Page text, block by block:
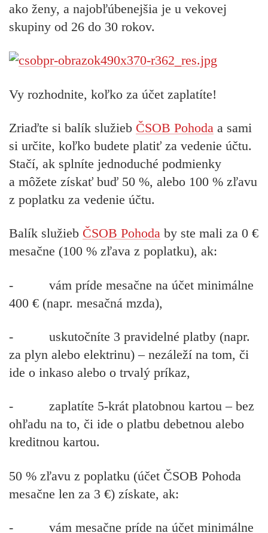
ako ženy, a najobľúbenejšia je u vekovej
skupiny od 26 do 30 rokov.
Vy rozhodnite, koľko za účet zaplatíte!
Zriaďte si balík služieb ČSOB Pohoda a sami
si určite, koľko budete platiť za vedenie účtu.
Stačí, ak splníte jednoduché podmienky
a môžete získať buď 50 %, alebo 100 % zľavu
z poplatku za vedenie účtu.
Balík služieb ČSOB Pohoda by ste mali za 0 €
mesačne (100 % zľava z poplatku), ak:
- vám príde mesačne na účet minimálne
400 € (napr. mesačná mzda),
- uskutočníte 3 pravidelné platby (napr.
za plyn alebo elektrinu) – nezáleží na tom, či
ide o inkaso alebo o trvalý príkaz,
- zaplatíte 5-krát platobnou kartou – bez
ohľadu na to, či ide o platbu debetnou alebo
kreditnou kartou.
50 % zľavu z poplatku (účet ČSOB Pohoda
mesačne len za 3 €) získate, ak:
- vám mesačne príde na účet minimálne